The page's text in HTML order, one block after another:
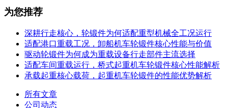
为您推荐
深耕行走核心，轮锻件为何适配重型机械全工况运行
适配港口重载工况，卸船机车轮锻件核心性能与价值
驱动轮锻件为何成为重载设备行走部件主流选择
适配车间重载运行，桥式起重机车轮锻件核心性能解析
承载起重核心载荷，起重机车轮锻件的性能优势解析
所有文章
公司动态